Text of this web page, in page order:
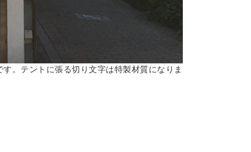
。テントに張る切り文字は特製材質になりま